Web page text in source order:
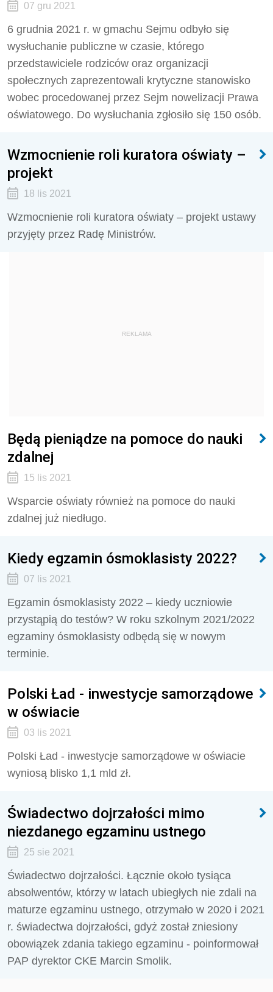
07 gru 2021
6 grudnia 2021 r. w gmachu Sejmu odbyło się
wysłuchanie publiczne w czasie, którego
przedstawiciele rodziców oraz organizacji
społecznych zaprezentowali krytyczne stanowisko
wobec procedowanej przez Sejm nowelizacji Prawa
oświatowego. Do wysłuchania zgłosiło się 150 osób.
Wzmocnienie roli kuratora oświaty –
projekt
18 lis 2021
Wzmocnienie roli kuratora oświaty – projekt ustawy
przyjęty przez Radę Ministrów.
REKLAMA
Będą pieniądze na pomoce do nauki
zdalnej
15 lis 2021
Wsparcie oświaty również na pomoce do nauki
zdalnej już niedługo.
Kiedy egzamin ósmoklasisty 2022?
07 lis 2021
Egzamin ósmoklasisty 2022 – kiedy uczniowie
przystąpią do testów? W roku szkolnym 2021/2022
egzaminy ósmoklasisty odbędą się w nowym
terminie.
Polski Ład - inwestycje samorządowe
w oświacie
03 lis 2021
Polski Ład - inwestycje samorządowe w oświacie
wyniosą blisko 1,1 mld zł.
Świadectwo dojrzałości mimo
niezdanego egzaminu ustnego
25 sie 2021
Świadectwo dojrzałości. Łącznie około tysiąca
absolwentów, którzy w latach ubiegłych nie zdali na
maturze egzaminu ustnego, otrzymało w 2020 i 2021
r. świadectwa dojrzałości, gdyż został zniesiony
obowiązek zdania takiego egzaminu - poinformował
PAP dyrektor CKE Marcin Smolik.